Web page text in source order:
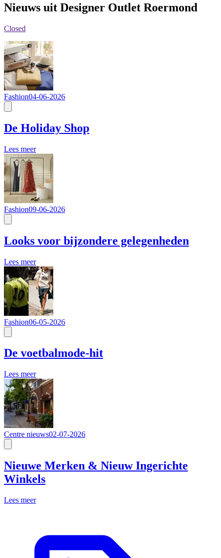
Nieuws uit Designer Outlet Roermond
Closed
Fashion04-06-2026
De Holiday Shop
Lees meer
Fashion09-06-2026
Looks voor bijzondere gelegenheden
Lees meer
Fashion06-05-2026
De voetbalmode-hit
Lees meer
Centre nieuws02-07-2026
Nieuwe Merken & Nieuw Ingerichte
Winkels
Lees meer